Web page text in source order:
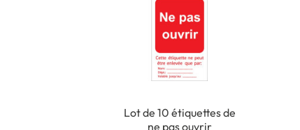
Lot de 10 étiquettes de
ne pas ouvrir